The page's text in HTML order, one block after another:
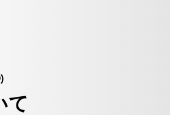
て